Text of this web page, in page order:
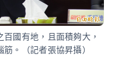
國有地，且面積夠大，
。（記者張協昇攝）